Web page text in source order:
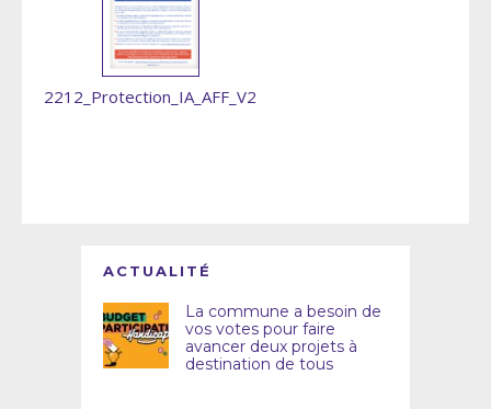
2212_Protection_IA_AFF_V2
ACTUALITÉ
La commune a besoin de
vos votes pour faire
avancer deux projets à
destination de tous